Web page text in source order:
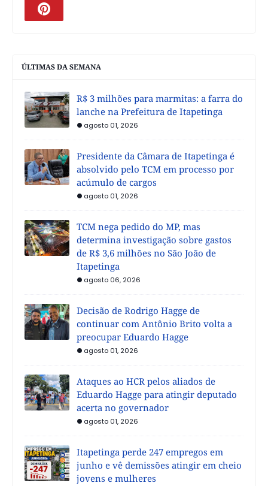
ÚLTIMAS DA SEMANA
R$ 3 milhões para marmitas: a farra do
lanche na Prefeitura de Itapetinga
agosto 01, 2026
Presidente da Câmara de Itapetinga é
absolvido pelo TCM em processo por
acúmulo de cargos
agosto 01, 2026
TCM nega pedido do MP, mas
determina investigação sobre gastos
de R$ 3,6 milhões no São João de
Itapetinga
agosto 06, 2026
Decisão de Rodrigo Hagge de
continuar com Antônio Brito volta a
preocupar Eduardo Hagge
agosto 01, 2026
Ataques ao HCR pelos aliados de
Eduardo Hagge para atingir deputado
acerta no governador
agosto 01, 2026
Itapetinga perde 247 empregos em
junho e vê demissões atingir em cheio
jovens e mulheres